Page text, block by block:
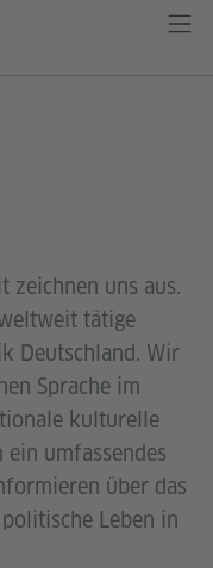
zeichnen uns aus.
tätige
Deutschland. Wir
Sprache im
kulturelle
umfassendes
über das
Leben in